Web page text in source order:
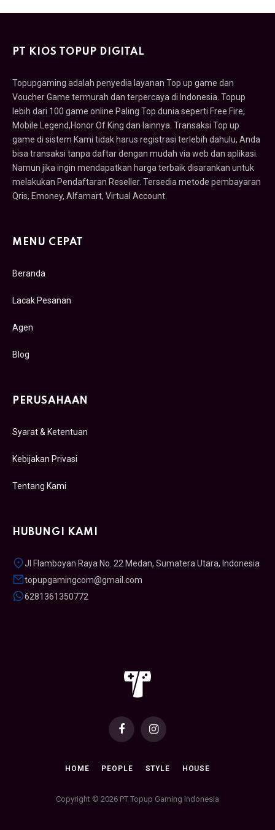
PT KIOS TOPUP DIGITAL
Topupgaming adalah penyedia layanan Top up game dan
Voucher Game termurah dan terpercaya di Indonesia. Topup
lebih dari 100 game online Paling Top dunia seperti Free Fire,
Mobile Legend,Honor Of King dan lainnya. Transaksi Top up
game di sistem Kami tidak harus registrasi terlebih dahulu, Anda
bisa transaksi tanpa daftar dengan mudah via web dan aplikasi.
Namun jika ingin mendapatkan harga terbaik disarankan untuk
melakukan Pendaftaran Reseller. Tersedia metode pembayaran
Qris, Emoney, Alfamart, Virtual Account.
MENU CEPAT
Beranda
Lacak Pesanan
Agen
Blog
PERUSAHAAN
Syarat & Ketentuan
Kebijakan Privasi
Tentang Kami
HUBUNGI KAMI
Jl Flamboyan Raya No. 22 Medan, Sumatera Utara, Indonesia
topupgamingcom@gmail.com
6281361350772
FacebookInstagram
HOME PEOPLE STYLE HOUSE
Copyright © 2026 PT Topup Gaming Indonesia